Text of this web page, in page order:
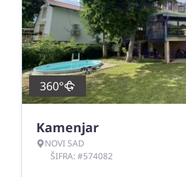
360°
Kamenjar
NOVI SAD
ŠIFRA: #574082